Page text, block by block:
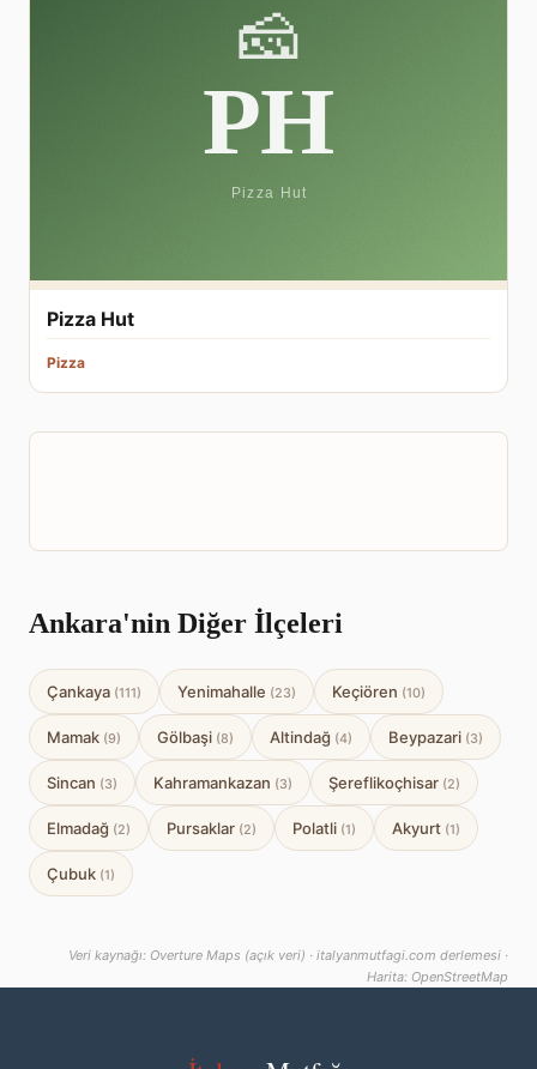
Pizza Hut
Pizza
Ankara'nin Diğer İlçeleri
Çankaya (111) Yenimahalle (23) Keçiören (10)
Mamak (9) Gölbaşi (8) Altindağ (4) Beypazari (3)
Sincan (3) Kahramankazan (3) Şereflikoçhisar (2)
Elmadağ (2) Pursaklar (2) Polatli (1) Akyurt (1)
Çubuk (1)
Veri kaynağı: Overture Maps (açık veri) · italyanmutfagi.com derlemesi ·
Harita: OpenStreetMap